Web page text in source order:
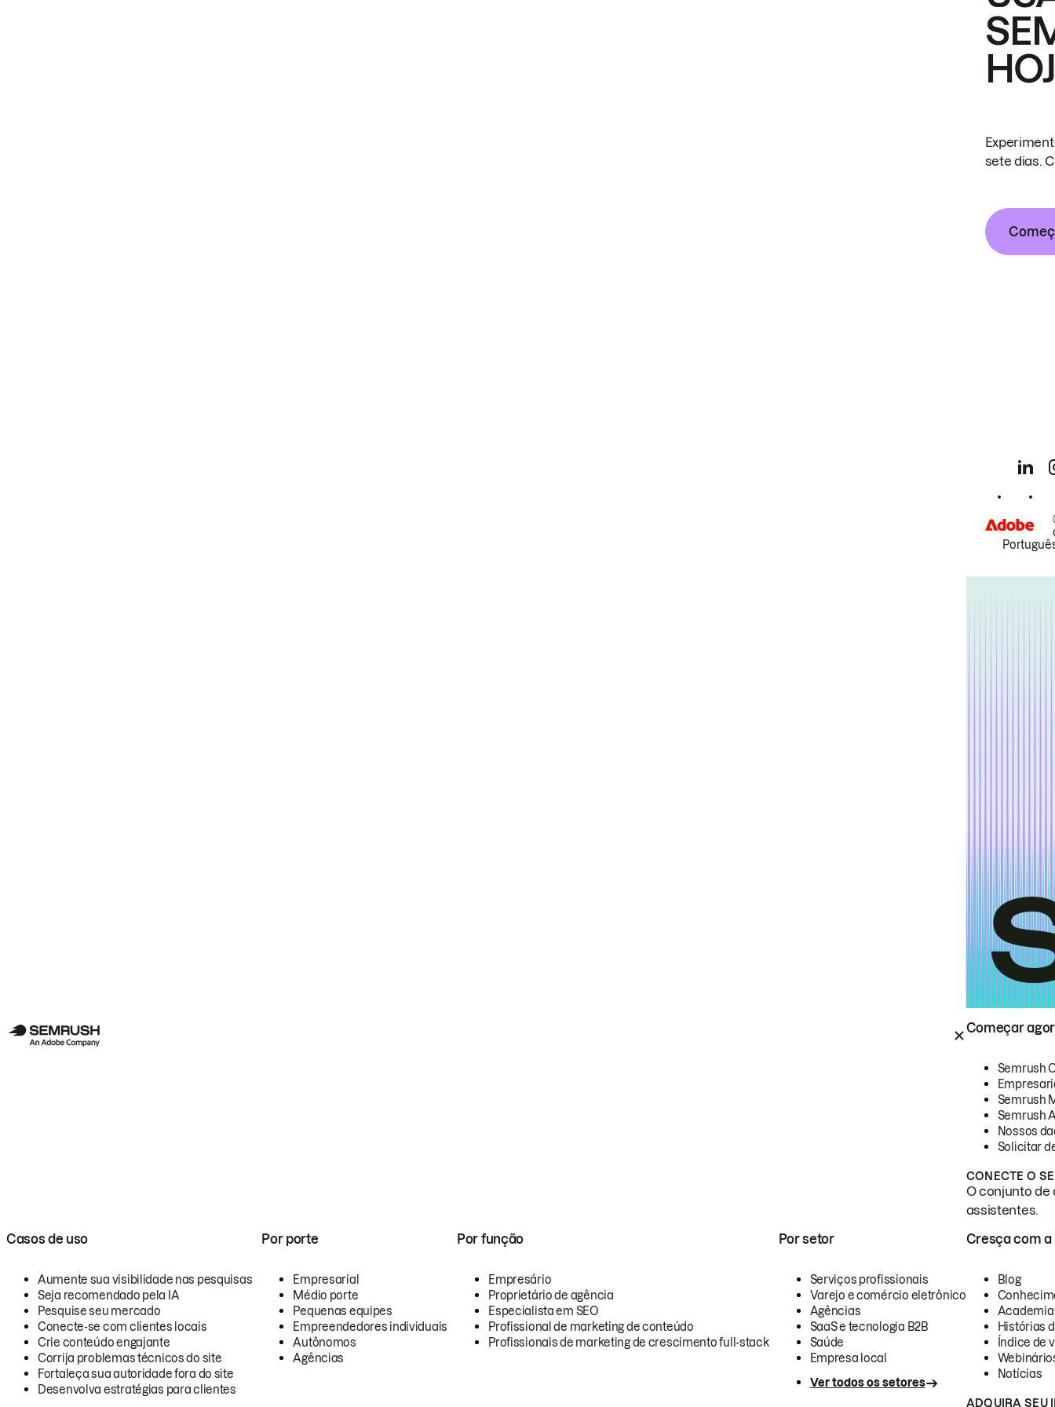
Começar
Semrush
Semrush
Semrush
Nossos
Solicitar
CONECTE O
O conjunto de
assistentes.
Casos de uso
Aumente sua visibilidade nas pesquisas
Seja recomendado pela IA
Pesquise seu mercado
Conecte-se com clientes locais
Crie conteúdo engajante
Corrija problemas técnicos do site
Fortaleça sua autoridade fora do site
Desenvolva estratégias para clientes
Por porte
Empresarial
Médio porte
Pequenas equipes
Empreendedores individuais
Autônomos
Agências
Por função
Empresário
Proprietário de agência
Especialista em SEO
Profissional de marketing de conteúdo
Profissionais de marketing de crescimento full-stack
Por setor
Serviços profissionais
Varejo e comércio eletrônico
Agências
SaaS e tecnologia B2B
Saúde
Empresa local
Ver todos os setores
Cresça com a
Blog
Academia
Histórias
Índice de
Notícias
ADQUIRA SEU
sete dias.